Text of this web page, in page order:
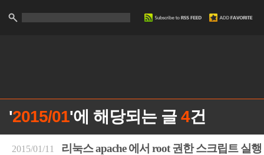
'2015/01'에 해당되는 글 4건
2015/01/11 리눅스 apache 에서 root 권한 스크립트 실행